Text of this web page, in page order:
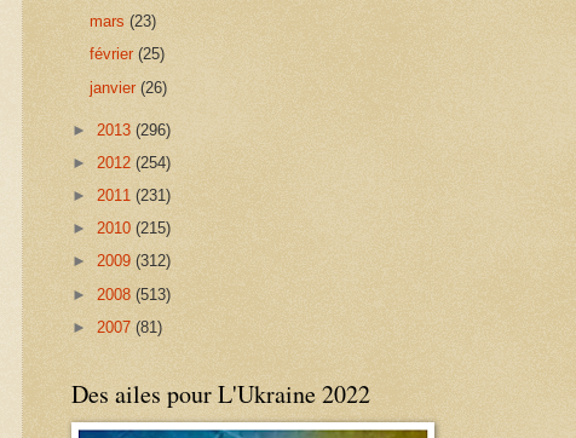
mars(23)
février(25)
janvier(26)
► 2013 (296)
► 2012 (254)
► 2011 (231)
► 2010 (215)
► 2009 (312)
► 2008 (513)
► 2007 (81)
Des ailes pour L'Ukraine 2022